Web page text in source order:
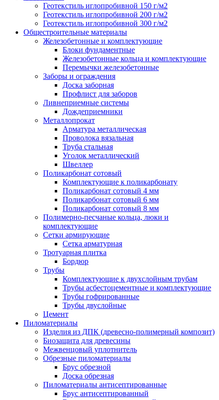
Геотекстиль иглопробивной 150 г/м2
Геотекстиль иглопробивной 200 г/м2
Геотекстиль иглопробивной 300 г/м2
Общестроительные материалы
Железобетонные и комплектующие
Блоки фундаментные
Железобетонные кольца и комплектующие
Перемычки железобетонные
Заборы и ограждения
Доска заборная
Профлист для заборов
Ливнеприемные системы
Дождеприемники
Металлопрокат
Арматура металлическая
Проволока вязальная
Труба стальная
Уголок металлический
Швеллер
Поликарбонат сотовый
Комплектующие к поликарбонату
Поликарбонат сотовый 4 мм
Поликарбонат сотовый 6 мм
Поликарбонат сотовый 8 мм
Полимерно-песчаные кольца, люки и
комплектующие
Сетки армирующие
Сетка арматурная
Тротуарная плитка
Бордюр
Трубы
Комплектующие к двухслойным трубам
Трубы асбестоцементные и комплектующие
Трубы гофрированные
Трубы двуслойные
Цемент
Пиломатериалы
Изделия из ДПК (древесно-полимерный композит)
Биозащита для древесины
Межвенцовый уплотнитель
Обрезные пиломатериалы
Брус обрезной
Доска обрезная
Пиломатериалы антисептированные
Брус антисептированный